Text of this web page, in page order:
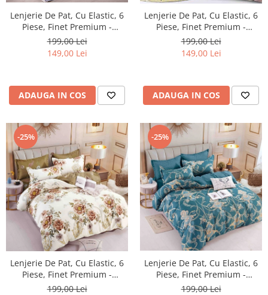
Lenjerie De Pat, Cu Elastic, 6
Piese, Finet Premium -
LPBF6PE18
199,00 Lei
149,00 Lei
ADAUGA IN COS
Lenjerie De Pat, Cu Elastic, 6
Piese, Finet Premium -
LPBF6PE21
199,00 Lei
149,00 Lei
ADAUGA IN COS
-25%
Lenjerie De Pat, Cu Elastic, 6
Piese, Finet Premium -
LPBF6PE22
199,00 Lei
-25%
Lenjerie De Pat, Cu Elastic, 6
Piese, Finet Premium -
LPBF6PE23
199,00 Lei